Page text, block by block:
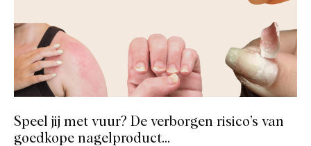
Speel jij met vuur? De verborgen risico’s van
goedkope nagelproduct...